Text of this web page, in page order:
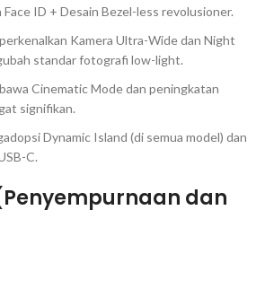
ID + Desain Bezel-less revolusioner.
Kamera Ultra-Widedan Night
standar fotografi low-light.
Cinematic Modedan peningkatan
signifikan.
Dynamic Island (di semua model) dan
C.
dan